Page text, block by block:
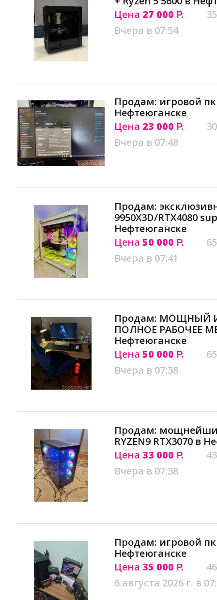
Цена 27 000 Р.
Вчера в 07:54
Продам: игровой
Нефтеюганске
Цена 23 000 Р.
Вчера в 07:48
Продам:
9950X3D/RTX4080
Нефтеюганске
Цена 50 000 Р.
Вчера в 07:41
Продам: МОЩНЫЙ
ПОЛНОЕ РАБОЧЕЕ
Нефтеюганске
Цена 50 000 Р.
Вчера в 07:38
Продам:
RYZEN9 RTX3070 в
Цена 33 000 Р.
Вчера в 07:38
Продам: игровой
Нефтеюганске
Цена 35 000 Р.
6 августа 2026 г. в